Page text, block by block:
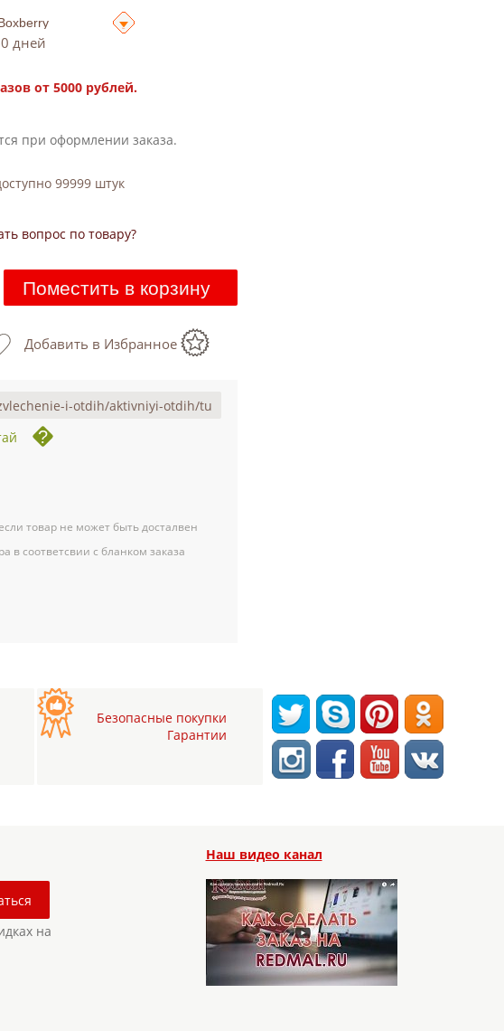
дней
от 5000 рублей.
при оформлении заказа.
99999штук
вопрос по товару?
Поместить в корзину
Добавить в Избранное
товар не может быть досталвен
в соответсвии с бланком заказа
Безопасные покупки
Гарантии
на
Наш видео канал